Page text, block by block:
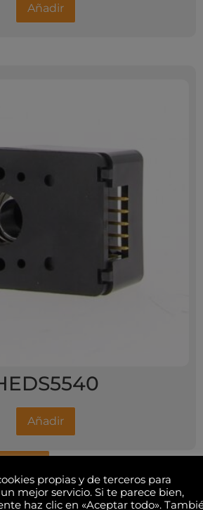
Añadir
Añadir
relacionados
propias y de terceros para
mejor servicio. Si te parece bien,
haz clic en «Aceptar todo».